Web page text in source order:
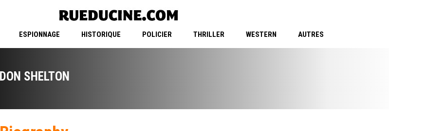
ESPIONNAGE HISTORIQUE POLICIER THRILLER WESTERN AUTRES
DON SHELTON